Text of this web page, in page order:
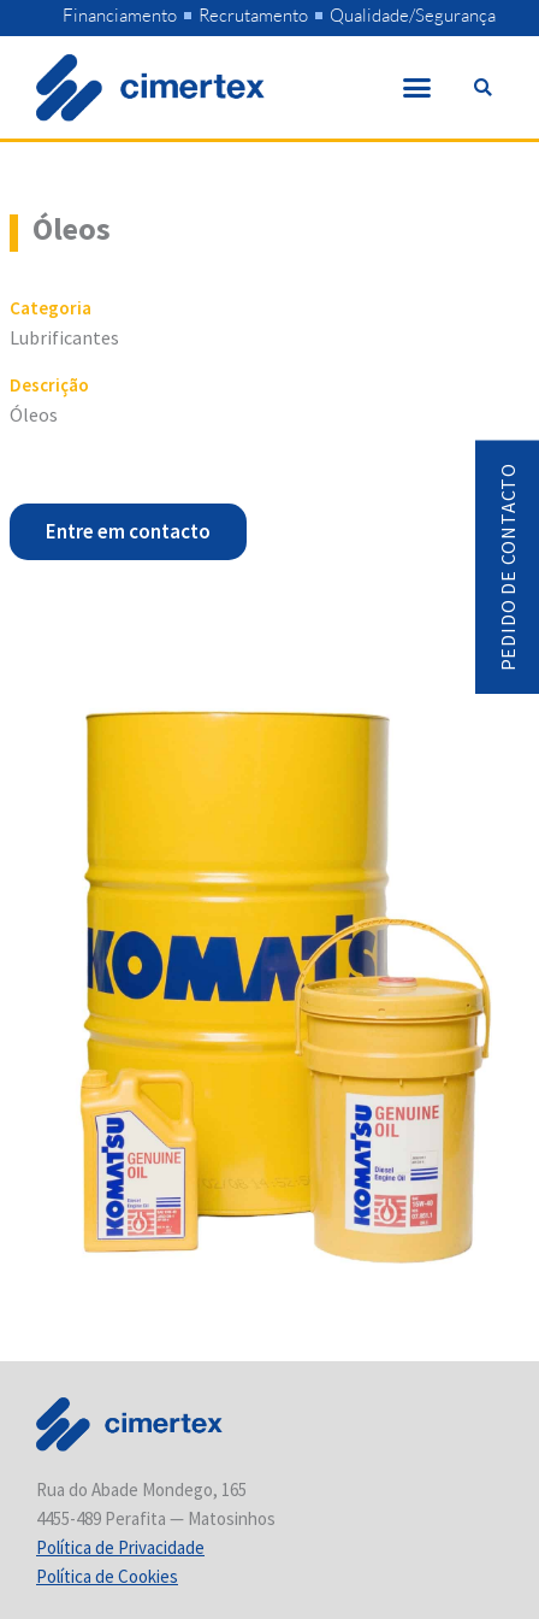
to
content
Financiamento Recrutamento Qualidade/Segurança
Óleos
Categoria
Lubrificantes
Descrição
Óleos
Entre em contacto
Rua do Abade Mondego, 165
4455-489 Perafita — Matosinhos
Política de Privacidade
Política de Cookies
PEDIDO DE CONTACTO